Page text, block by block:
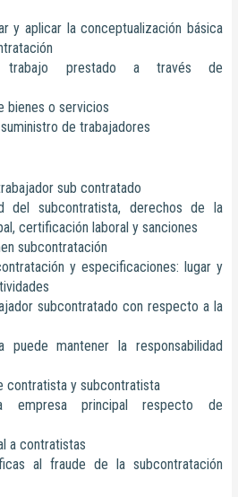
y aplicar la conceptualización básica
trabajo prestado a través de
bienes o servicios
de trabajadores
sub contratado
del subcontratista, derechos de la
certificación laboral y sanciones
subcontratación
y especificaciones: lugar y
subcontratado con respecto a la
puede mantener la responsabilidad
contratista y subcontratista
empresa principal respecto de
a contratistas
al fraude de la subcontratación